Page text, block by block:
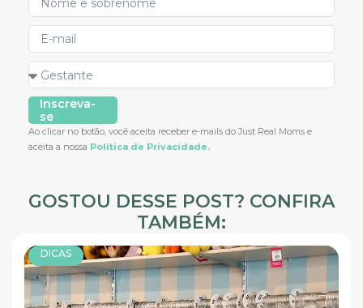
Inscreva-
se
Ao clicar no botão, você aceita receber e-mails do Just Real Moms e
aceita a nossa Política de Privacidade.
GOSTOU DESSE POST? CONFIRA
TAMBÉM:
DICAS